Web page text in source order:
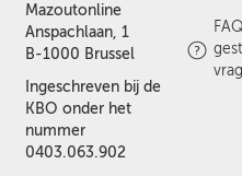
Mazoutonline
Anspachlaan, 1
B-1000 Brussel
Ingeschreven bij de
KBO onder het
nummer
0403.063.902